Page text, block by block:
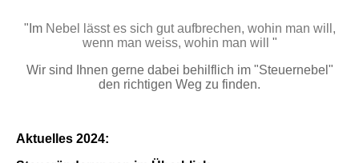
" Im Nebel lässt es sich gut aufbrechen, wohin man will,
wenn man weiss, wohin man will
"
Wir sind Ihnen gerne dabei behilflich im "Steuernebel"
den richtigen Weg zu finden.
Aktuelles 2024: